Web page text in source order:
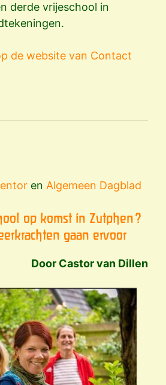
derde vrijeschool in
de website van Contact
en Algemeen Dagblad
op komst in Zutphen?
gaan ervoor
Door Castor van Dillen